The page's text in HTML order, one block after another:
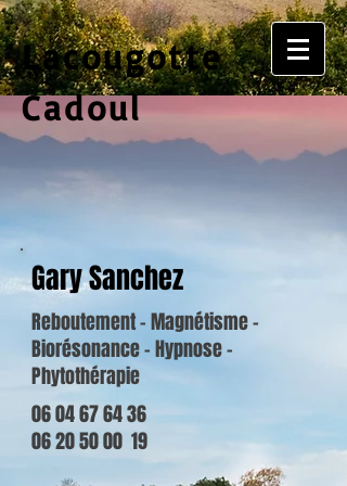
Lacougotte
Cadoul
Gary Sanchez
Reboutement - Magnétisme -
Biorésonance - Hypnose -
Phytothérapie
06 04 67 64 36
06 20 50 00 19